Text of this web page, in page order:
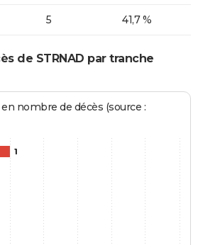
5 41,7 %
de STRNAD par tranche
nombre de décès (source :
1